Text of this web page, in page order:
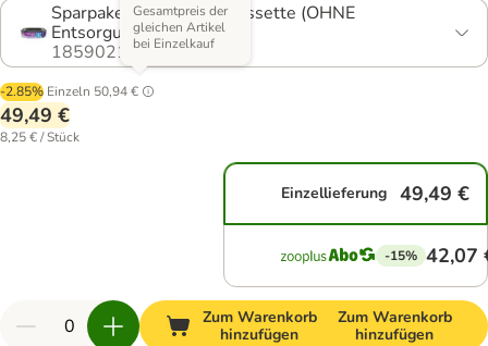
Sparpaket 6 x Nachfüllkassette (OHNE
Entsorgungseimer)
1859021.5
-2.85% Einzeln 50,94 €
Gesamtpreis der
gleichen Artikel
bei Einzelkauf
49,49 €
8,25 € / Stück
Einzellieferung 49,49 €
-15% 42,07
Zum Warenkorb
hinzufügen
Zum Warenkorb
hinzufügen